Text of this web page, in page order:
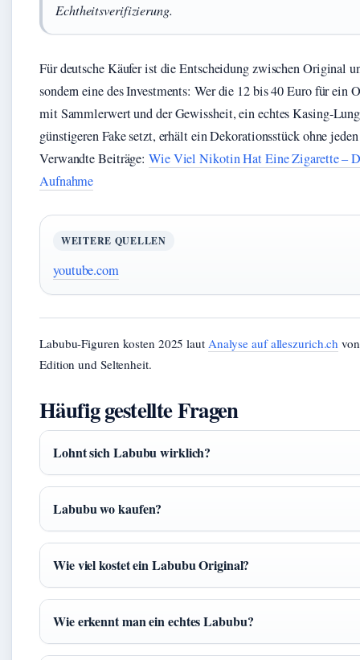
Echtheitsverifizierung.
Für deutsche Käufer ist die Entscheidung zwischen Original
sondern eine des Investments: Wer die 12 bis 40 Euro für
mit Sammlerwert und der Gewissheit, ein echtes Kasing-
günstigeren Fake setzt, erhält ein Dekorationsstück ohne
Verwandte Beiträge:Wie Viel Nikotin Hat Eine Zigarette –
Aufnahme
WEITERE QUELLEN
youtube.com
Labubu-Figuren kosten 2025 laut Analyse auf alleszurich.ch
Edition und Seltenheit.
Häufig gestellte Fragen
Lohnt sich Labubu wirklich?
Labubu wo kaufen?
Wie viel kostet ein Labubu Original?
Wie erkennt man ein echtes Labubu?